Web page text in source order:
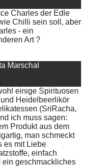
Charles der Edle
Chilli sein soll, aber
- ein
Art ?
Marschal
einige Spirituosen
Heidelbeerlikör
(SriRacha,
ich muss sagen:
Produkt aus dem
man schmeckt
es mit Liebe
einfach
ein geschmackliches